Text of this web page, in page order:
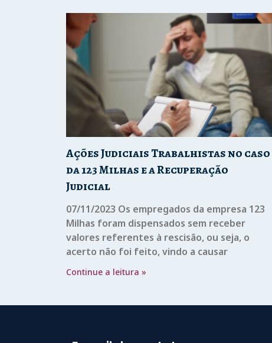
Ações Judiciais Trabalhistas no caso
da 123 Milhas e a Recuperação
Judicial
07/11/2023 Os empregados da empresa 123
Milhas foram dispensados sem receber
valores referentes à rescisão, ou seja, o
acerto não foi feito, vindo a causar
Continue a leitura »